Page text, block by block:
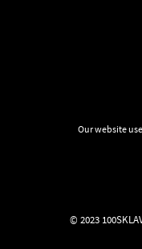
© 2023
Our website